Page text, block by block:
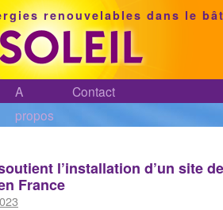
renouvelables dans le
A
propos
Contact
l’installation d’un site
France